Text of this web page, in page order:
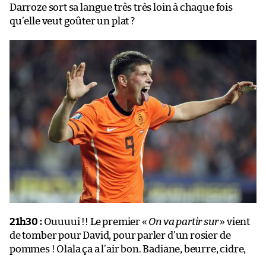
Darroze sort sa langue très très loin à chaque fois
qu’elle veut goûter un plat ?
21h30 :Ouuuui !! Le premier « On va partir sur» vient
de tomber pour David, pour parler d’un rosier de
pommes ! Olala ça a l’air bon. Badiane, beurre, cidre,